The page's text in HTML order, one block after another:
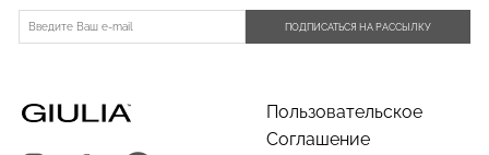
ПОДПИСАТЬСЯ НА РАССЫЛКУ
Пользовательское
Соглашение